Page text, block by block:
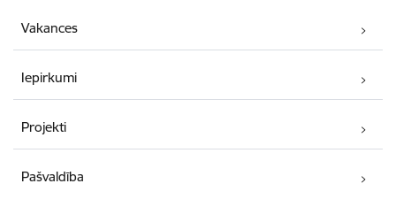
Vakances
Iepirkumi
Projekti
Pašvaldība